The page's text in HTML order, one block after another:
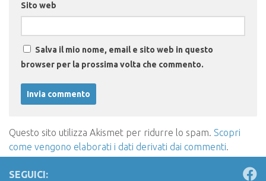
Sito web
Salva il mio nome, email e sito web in questo
browser per la prossima volta che commento.
Questo sito utilizza Akismet per ridurre lo spam. Scopri
come vengono elaborati i dati derivati dai commenti.
SEGUICI: